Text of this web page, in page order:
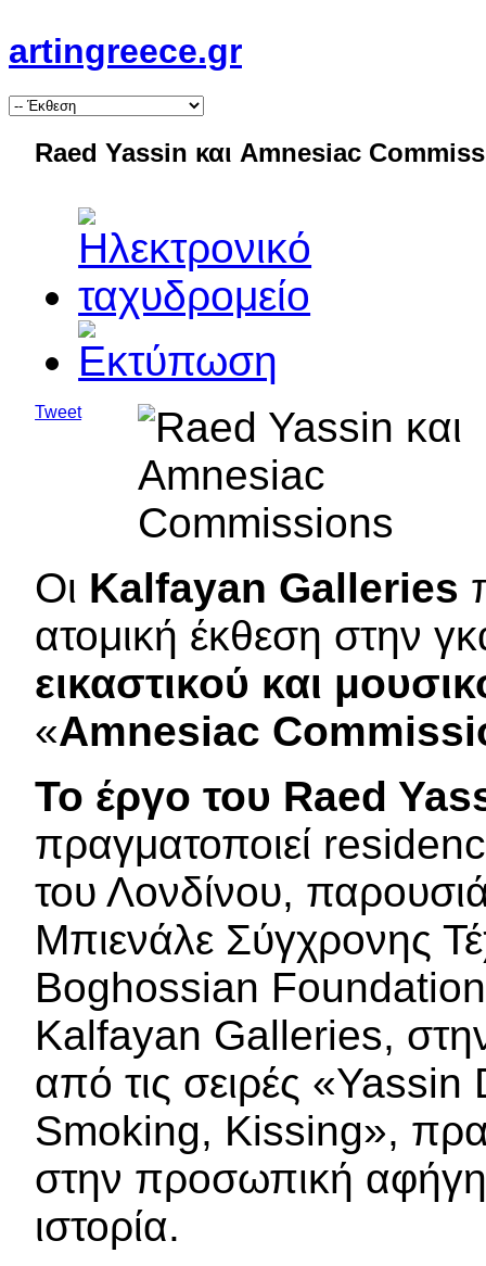
artingreece.gr
Raed Yassin και Amnesiac
Tweet
Οι Kalfayan Galleries
ατομική έκθεση στην
εικαστικού και
«Amnesiac
To έργο του Raed
πραγματοποιεί
του Λονδίνου,
Μπιενάλε Σύγχρονης
Boghossian Foundation
Kalfayan Galleries,
από τις σειρές
Smoking, Kissing»,
στην προσωπική
ιστορία.